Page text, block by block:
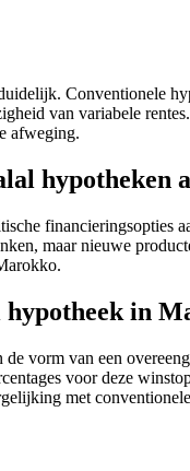
Conventionele
van variabele
afweging.
hypotheken
maar nieuwe
hypotheek in
vorm van een
voor deze
met